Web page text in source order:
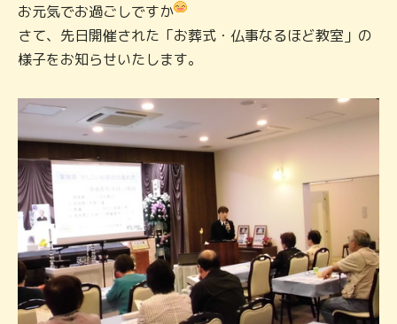
お元気でお過ごしですか
さて、先日開催された「お葬式・仏事なるほど教室」の
様子をお知らせいたします。